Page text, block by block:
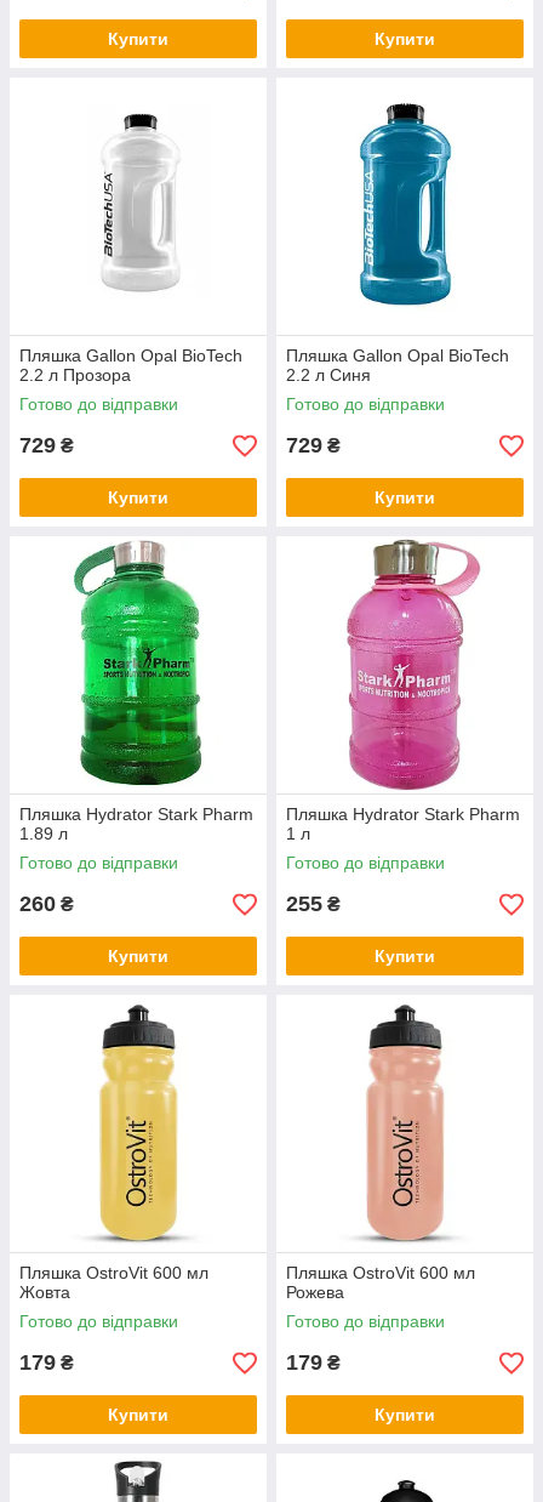
Купити Купити
Пляшка Gallon Opal BioTech
2.2 л Прозора
Готово до відправки
729 ₴
Купити
Пляшка Gallon Opal BioTech
2.2 л Синя
Готово до відправки
729 ₴
Купити
Пляшка Hydrator Stark Pharm
1.89 л
Готово до відправки
260 ₴
Купити
Пляшка Hydrator Stark Pharm
1 л
Готово до відправки
255 ₴
Купити
Пляшка OstroVit 600 мл
Жовта
Готово до відправки
179 ₴
Купити
Пляшка OstroVit 600 мл
Рожева
Готово до відправки
179 ₴
Купити